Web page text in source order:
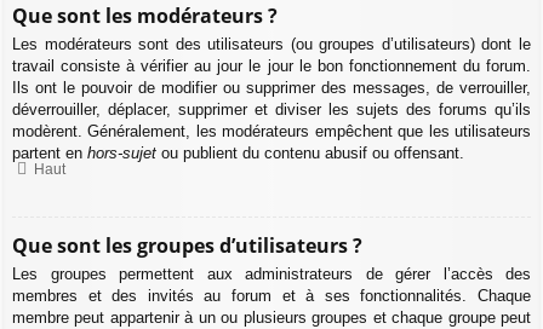
Que sont les modérateurs ?
Les modérateurs sont des utilisateurs (ou groupes d’utilisateurs) dont le
travail consiste à vérifier au jour le jour le bon fonctionnement du forum.
Ils ont le pouvoir de modifier ou supprimer des messages, de verrouiller,
déverrouiller, déplacer, supprimer et diviser les sujets des forums qu’ils
modèrent. Généralement, les modérateurs empêchent que les utilisateurs
partent en hors-sujet ou publient du contenu abusif ou offensant.
Haut
Que sont les groupes d’utilisateurs ?
Les groupes permettent aux administrateurs de gérer l’accès des
membres et des invités au forum et à ses fonctionnalités. Chaque
membre peut appartenir à un ou plusieurs groupes et chaque groupe peut